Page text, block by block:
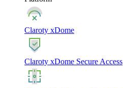
Claroty xDome
Claroty xDome Secure Access